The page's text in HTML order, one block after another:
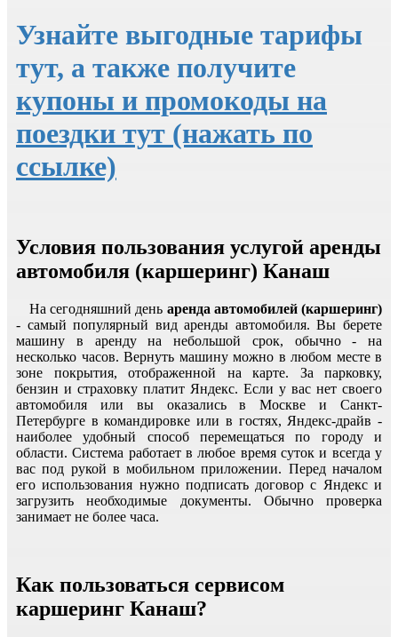
Узнайте выгодные тарифы
тут, а также получите
купоны и промокоды на
поездки тут (нажать по
ссылке)
Условия пользования услугой аренды
автомобиля (каршеринг) Канаш
На сегодняшний день аренда автомобилей (каршеринг)
- самый популярный вид аренды автомобиля. Вы берете
машину в аренду на небольшой срок, обычно - на
несколько часов. Вернуть машину можно в любом месте в
зоне покрытия, отображенной на карте. За парковку,
бензин и страховку платит Яндекс. Если у вас нет своего
автомобиля или вы оказались в Москве и Санкт-
Петербурге в командировке или в гостях, Яндекс-драйв -
наиболее удобный способ перемещаться по городу и
области. Система работает в любое время суток и всегда у
вас под рукой в мобильном приложении. Перед началом
его использования нужно подписать договор с Яндекс и
загрузить необходимые документы. Обычно проверка
занимает не более часа.
Как пользоваться сервисом
каршеринг Канаш?